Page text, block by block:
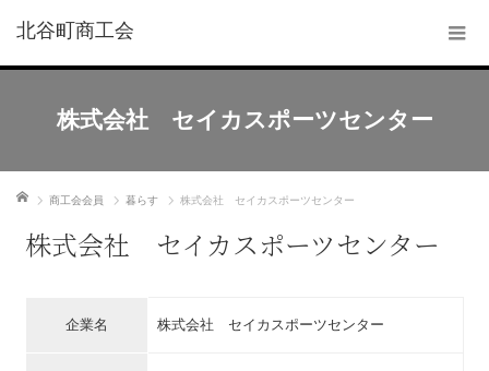
北谷町商工会
株式会社 セイカスポーツセンター
ホーム 商工会会員 暮らす 株式会社 セイカスポーツセンター
株式会社 セイカスポーツセンター
企業名 株式会社 セイカスポーツセンター